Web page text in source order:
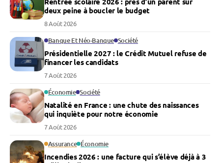
deux peine à boucler le budget
8 Août 2026
Banque Et Néo-Banque Société
Présidentielle 2027 : le Crédit Mutuel refuse de
financer les candidats
7 Août 2026
Économie Société
Natalité en France : une chute des naissances
qui inquiète pour notre économie
7 Août 2026
Assurance Économie
Incendies 2026 : une facture qui s’élève déjà à 3